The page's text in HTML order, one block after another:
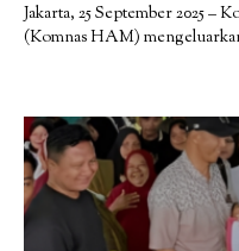
Jakarta, 25 September 2025 –
(Komnas HAM)